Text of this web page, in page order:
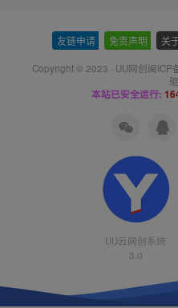
友链申请 免责声明 关
Copyright © 2023 · UU网创闽ICP
本站已安全运行:
UU云网创系统
3.0